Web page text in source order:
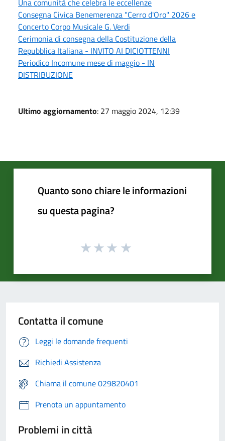
Consegna Civica Benemerenza "Cerro d'Oro" 2026 e
Concerto Corpo Musicale G. Verdi
Cerimonia di consegna della Costituzione della
Repubblica Italiana - INVITO AI DICIOTTENNI
Periodico Incomune mese di maggio - IN
DISTRIBUZIONE
Ultimo aggiornamento: 27 maggio 2024, 12:39
Quanto sono chiare le informazioni
su questa pagina?
Contatta il comune
Leggi le domande frequenti
Richiedi Assistenza
Chiama il comune 029820401
Prenota un appuntamento
Problemi in città